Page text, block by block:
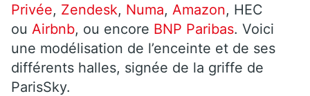
Privée, Zendesk, Numa, Amazon, HEC
ou Airbnb, ou encore BNP Paribas. Voici
une modélisation de l’enceinte et de ses
différents halles, signée de la griffe de
ParisSky.